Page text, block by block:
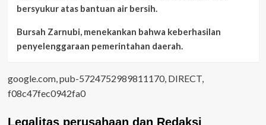
bersyukur atas bantuan air bersih.
Bursah Zarnubi, menekankan bahwa keberhasilan
penyelenggaraan pemerintahan daerah.
google.com, pub-5724752989811170, DIRECT,
f08c47fec0942fa0
Legalitas perusahaan dan Redaksi